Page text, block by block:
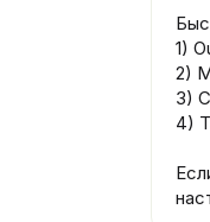
1)
2)
3)
4)